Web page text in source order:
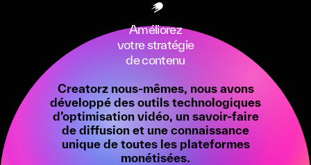
Améliorez
votre stratégie
de contenu
Creatorz nous-mêmes, nous avons
développé des outils technologiques
d’optimisation vidéo, un savoir-faire
de diffusion et une connaissance
unique de toutes les plateformes
monétisées.